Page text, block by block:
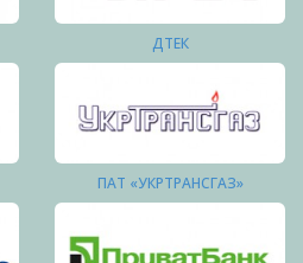
ДТЕК
ПАТ «УКРТРАНСГАЗ»